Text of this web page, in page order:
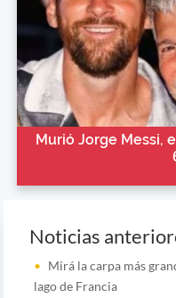
Murió Jorge Messi,
Noticias
Mirá la carpa más
lago de Francia